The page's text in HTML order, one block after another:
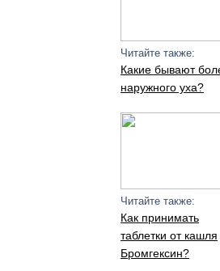
Читайте также:
Какие бывают
наружного уха?
Читайте также:
Как принимать
таблетки от кашля
Бромгексин?